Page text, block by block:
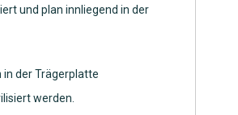
und plan innliegend in der
in der Trägerplatte
werden.